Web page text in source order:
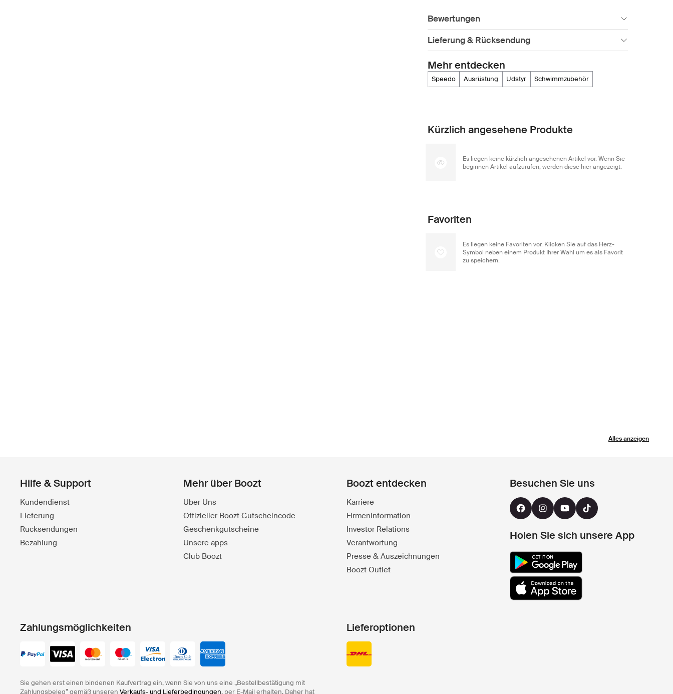
Bewertungen
Lieferung & Rücksendung
Mehr entdecken
speedo ausrüstung udstyr schwimmzubehör
Kürzlich angesehene Produkte
Es liegen keine kürzlich angesehenen Artikel vor. Wenn Sie
beginnen Artikel aufzurufen, werden diese hier angezeigt.
Favoriten
Es liegen keine Favoriten vor. Klicken Sie auf das Herz-
Symbol neben einem Produkt Ihrer Wahl um es als Favorit
zu speichern.
Alles anzeigen
Hilfe & Support
Kundendienst
Lieferung
Rücksendungen
Bezahlung
Mehr über Boozt
Uber Uns
Offizieller Boozt Gutscheincode
Geschenkgutscheine
Unsere apps
Club Boozt
Boozt entdecken
Karriere
Firmeninformation
Investor Relations
Verantwortung
Presse & Auszeichnungen
Boozt Outlet
Besuchen Sie uns
Holen Sie sich unsere App
Zahlungsmöglichkeiten
Sie gehen erst einen bindenen Kaufvertrag ein, wenn Sie von uns eine „Bestellbestätigung mit
Zahlungsbeleg” gemäß unseren Verkaufs- und Lieferbedingungen. per E-Mail erhalten. Daher hat
Lieferoptionen